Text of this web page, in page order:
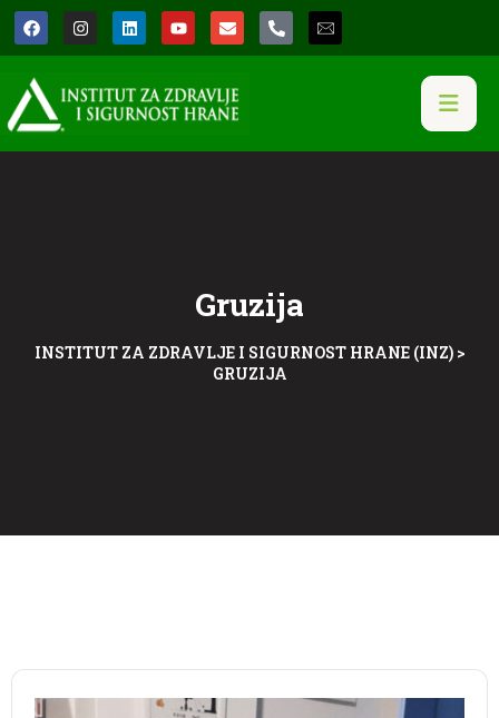
Gruzija
INSTITUT ZA ZDRAVLJE I SIGURNOST HRANE (INZ)>
GRUZIJA